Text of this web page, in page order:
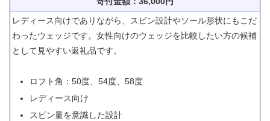
レディース向けでありながら、スピン設計やソール形状にもこだ
わったウェッジです。女性向けのウェッジを比較したい方の候補
として見やすい返礼品です。
ロフト角：50度、54度、58度
レディース向け
スピン量を意識した設計